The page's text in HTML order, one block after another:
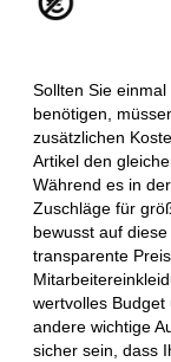
Sollten Sie
benötigen,
zusätzlichen
Artikel den
Während es in
Zuschläge für
bewusst auf
transparente
wertvolles
andere wichtige
sicher sein, dass